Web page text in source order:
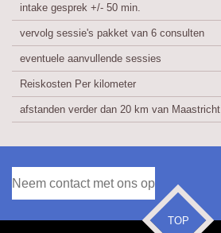
intake gesprek +/- 50 min.
vervolg sessie's pakket van 6 consulten
eventuele aanvullende sessies
Reiskosten Per kilometer
afstanden verder dan 20 km van Maastricht
Neem contact met ons op
TOP